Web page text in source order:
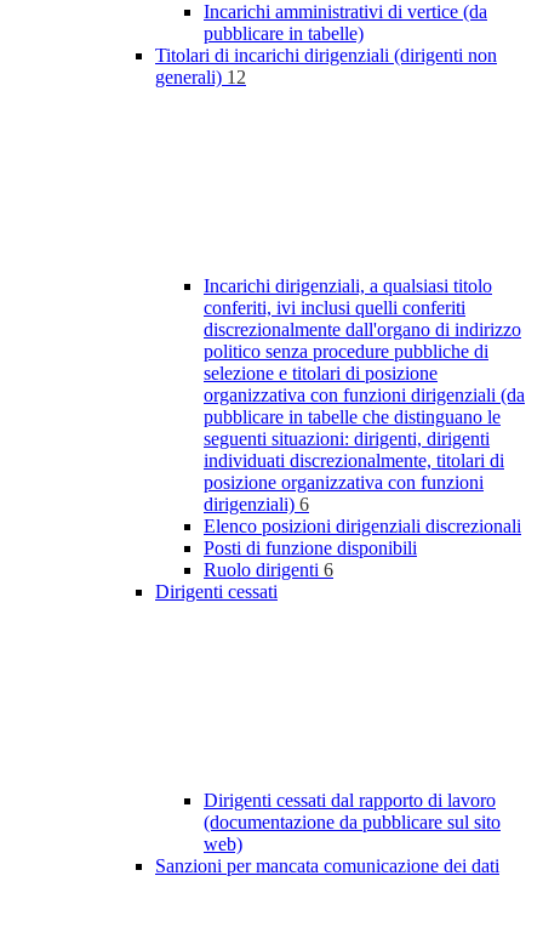
Incarichi amministrativi di vertice (da
pubblicare in tabelle)
Titolari di incarichi dirigenziali (dirigenti non
generali) 12
Incarichi dirigenziali, a qualsiasi titolo
conferiti, ivi inclusi quelli conferiti
discrezionalmente dall'organo di indirizzo
politico senza procedure pubbliche di
selezione e titolari di posizione
organizzativa con funzioni dirigenziali (da
pubblicare in tabelle che distinguano le
seguenti situazioni: dirigenti, dirigenti
individuati discrezionalmente, titolari di
posizione organizzativa con funzioni
dirigenziali) 6
Elenco posizioni dirigenziali discrezionali
Posti di funzione disponibili
Ruolo dirigenti 6
Dirigenti cessati
Dirigenti cessati dal rapporto di lavoro
(documentazione da pubblicare sul sito
web)
Sanzioni per mancata comunicazione dei dati